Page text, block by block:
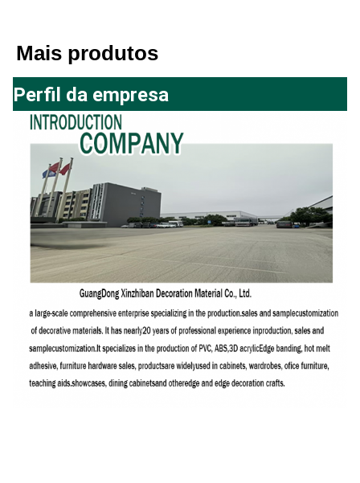
Mais produtos
Perfil da empresa